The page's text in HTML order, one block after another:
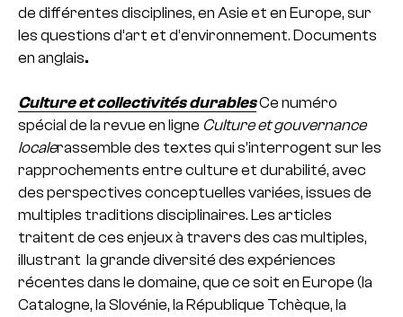
de différentes disciplines, en Asie et en Europe, sur
les questions d’art et d’environnement. Documents
en anglais.
Culture et collectivités durablesCe numéro
spécial de la revue en ligne Culture et gouvernance
localerassemble des textes qui s’interrogent sur les
rapprochements entre culture et durabilité, avec
des perspectives conceptuelles variées, issues de
multiples traditions disciplinaires. Les articles
traitent de ces enjeux à travers des cas multiples,
illustrant la grande diversité des expériences
récentes dans le domaine, que ce soit en Europe (la
Catalogne, la Slovénie, la République Tchèque, la